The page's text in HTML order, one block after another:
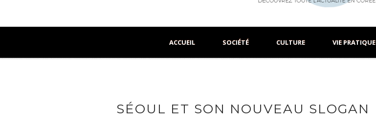
ACCUEIL SOCIÉTÉ CULTURE VIE PRATIQUE
SÉOUL ET SON NOUVEAU SLOGAN